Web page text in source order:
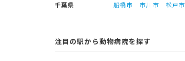
千葉県
船橋市 市川市 松戸市
注目の駅から動物病院を探す